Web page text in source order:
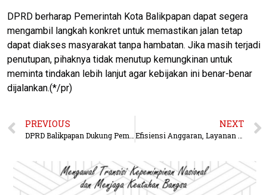
DPRD berharap Pemerintah Kota Balikpapan dapat segera
mengambil langkah konkret untuk memastikan jalan tetap
dapat diakses masyarakat tanpa hambatan. Jika masih terjadi
penutupan, pihaknya tidak menutup kemungkinan untuk
meminta tindakan lebih lanjut agar kebijakan ini benar-benar
dijalankan.(*/pr)
PREVIOUS
DPRD Balikpapan Dukung Pembangunan Bendali di DAS Ampal untuk Atasi Banjir
NEXT
Efisiensi Anggaran, Layanan BCT Tetap Berjalan Normal